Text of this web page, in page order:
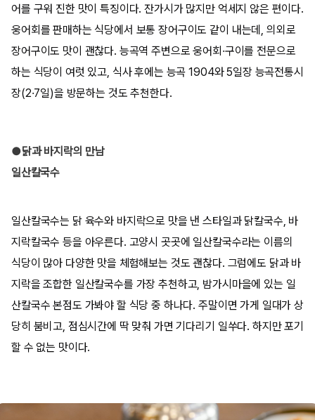
어를 구워 진한 맛이 특징이다. 잔가시가 많지만 억세지 않은 편이다.
웅어회를 판매하는 식당에서 보통 장어구이도 같이 내는데, 의외로
장어구이도 맛이 괜찮다. 능곡역 주변으로 웅어회·구이를 전문으로
하는 식당이 여럿 있고, 식사 후에는 능곡 1904와 5일장 능곡전통시
장(2·7일)을 방문하는 것도 추천한다.
●닭과 바지락의 만남
일산칼국수
일산칼국수는 닭 육수와 바지락으로 맛을 낸 스타일과 닭칼국수, 바
지락칼국수 등을 아우른다. 고양시 곳곳에 일산칼국수라는 이름의
식당이 많아 다양한 맛을 체험해보는 것도 괜찮다. 그럼에도 닭과 바
지락을 조합한 일산칼국수를 가장 추천하고, 밤가시마을에 있는 일
산칼국수 본점도 가봐야 할 식당 중 하나다. 주말이면 가게 일대가 상
당히 붐비고, 점심시간에 딱 맞춰 가면 기다리기 일쑤다. 하지만 포기
할 수 없는 맛이다.